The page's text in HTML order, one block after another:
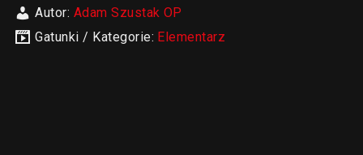
Autor: Adam Szustak OP
Gatunki / Kategorie: Elementarz